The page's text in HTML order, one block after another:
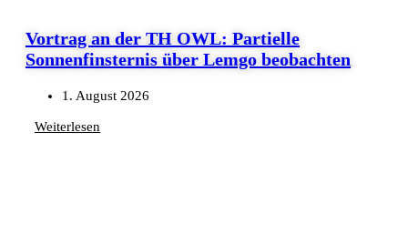
Vortrag an der TH OWL: Partielle
Sonnenfinsternis über Lemgo beobachten
1. August 2026
Weiterlesen